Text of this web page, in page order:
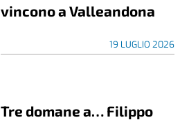
vincono a Valleandona
19 LUGLIO 2026
Tre domane a… Filippo